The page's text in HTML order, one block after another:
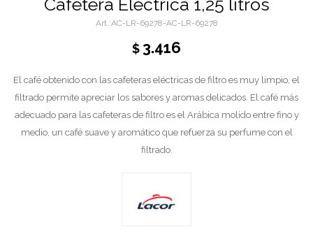
Cafetera Electrica 1,25 litros
AC-LR-69278-AC-LR-69278
$ 3.416
El café obtenido con las cafeteras eléctricas de filtro es muy limpio, el
filtrado permite apreciar los sabores y aromas delicados. El café más
adecuado para las cafeteras de filtro es el Arábica molido entre fino y
medio, un café suave y aromático que refuerza su perfume con el
filtrado.